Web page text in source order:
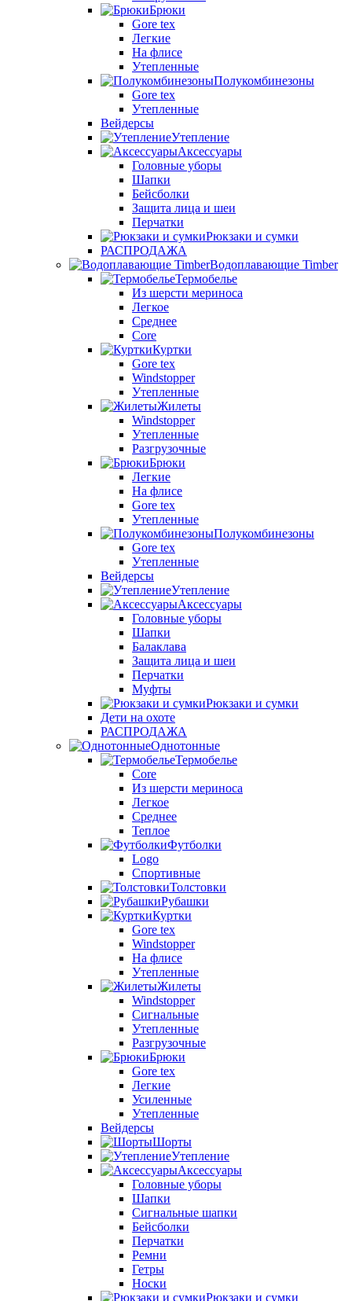
Брюки
Gore tex
Легкие
На флисе
Утепленные
Полукомбинезоны
Gore tex
Утепленные
Вейдерсы
Утепление
Аксессуары
Головные уборы
Шапки
Бейсболки
Защита лица и шеи
Перчатки
Рюкзаки и сумки
РАСПРОДАЖА
Водоплавающие Timber
Термобелье
Из шерсти мериноса
Легкое
Среднее
Core
Куртки
Gore tex
Windstopper
Утепленные
Жилеты
Windstopper
Утепленные
Разгрузочные
Брюки
Легкие
На флисе
Gore tex
Утепленные
Полукомбинезоны
Gore tex
Утепленные
Вейдерсы
Утепление
Аксессуары
Головные уборы
Шапки
Балаклава
Защита лица и шеи
Перчатки
Муфты
Рюкзаки и сумки
Дети на охоте
РАСПРОДАЖА
Однотонные
Термобелье
Core
Из шерсти мериноса
Легкое
Среднее
Теплое
Футболки
Logo
Спортивные
Толстовки
Рубашки
Куртки
Gore tex
Windstopper
На флисе
Утепленные
Жилеты
Windstopper
Сигнальные
Утепленные
Разгрузочные
Брюки
Gore tex
Легкие
Усиленные
Утепленные
Вейдерсы
Шорты
Утепление
Аксессуары
Головные уборы
Шапки
Сигнальные шапки
Бейсболки
Перчатки
Ремни
Гетры
Носки
Рюкзаки и сумки